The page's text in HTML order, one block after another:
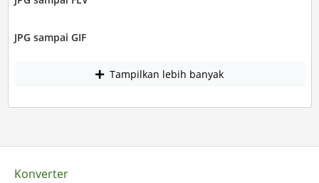
JPG sampai GIF
Tampilkan lebih banyak
Konverter